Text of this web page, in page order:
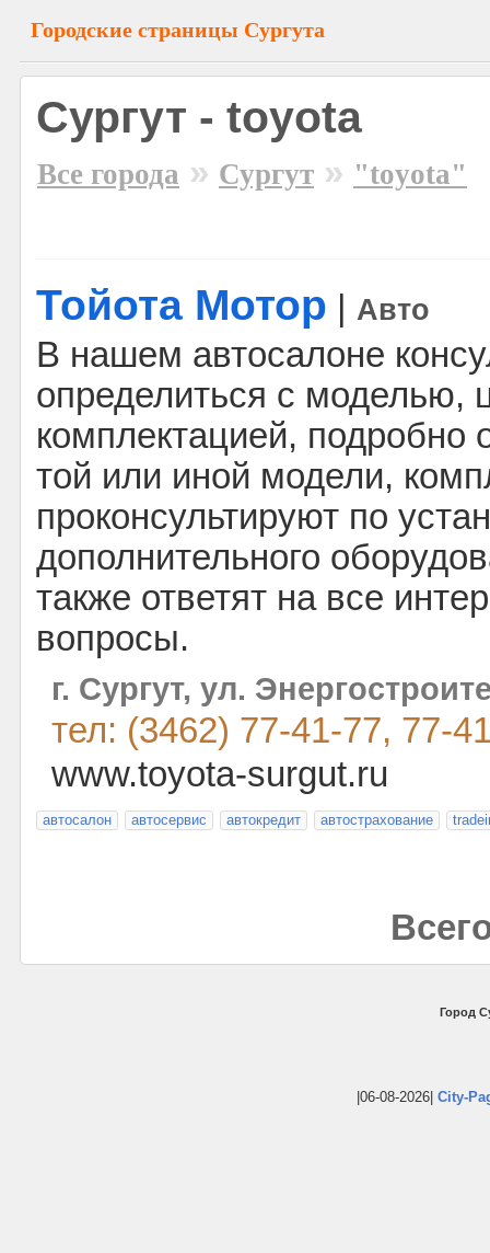
Городские страницы Сургута
Сургут - toyota
Все города » Сургут » "toyota"
Тойота Мотор Авто
В нашем автосалоне
определиться с моделью,
комплектацией,
той или иной модели,
проконсультируют по
дополнительного
также ответят на все
вопросы.
г. Сургут, ул.
тел: (3462) 77-41-77, 77-
www.toyota-surgut.ru
автосалон автосервис автокредит автострахование
Город
|06-08-2026| City-